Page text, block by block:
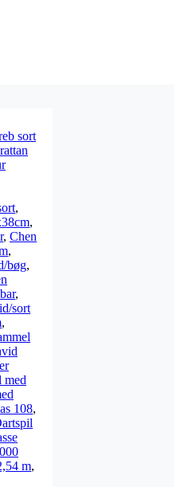
sort
,
,
, Chen
,
bøg,
,
sort
,
med
108,
m,